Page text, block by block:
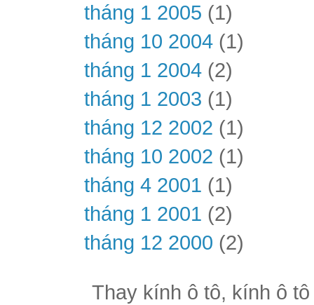
tháng 1 2005 (1)
tháng 10 2004 (1)
tháng 1 2004 (2)
tháng 1 2003 (1)
tháng 12 2002 (1)
tháng 10 2002 (1)
tháng 4 2001 (1)
tháng 1 2001 (2)
tháng 12 2000 (2)
Thay kính ô tô, kính ô